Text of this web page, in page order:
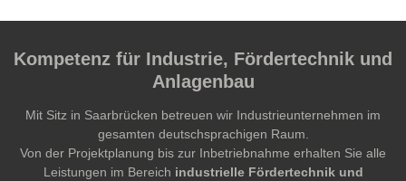
Kompetenz für Industrie, Fördertechnik und
Anlagenbau
Mit Sitz in Saarbrücken betreuen wir Industrieunternehmen im
gesamten deutschsprachigen Raum.
Von der Projektplanung bis zur Inbetriebnahme erhalten Sie alle
Leistungen im Bereich industrielle Fördertechnik und